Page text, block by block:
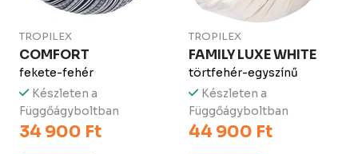
TROPILEX
COMFORT
fekete-fehér
Készleten a
Függőágyboltban
34 900 Ft
TROPILEX
FAMILY LUXE WHITE
törtfehér-egyszínű
Készleten a
Függőágyboltban
44 900 Ft